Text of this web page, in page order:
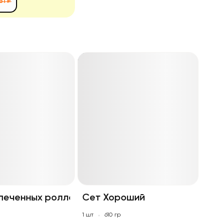
ролла Сет Хороший
1 шт 610 гр